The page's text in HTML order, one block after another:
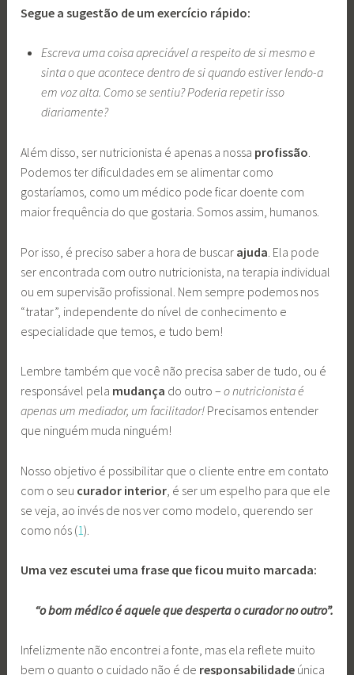
Segue a sugestão de um exercício rápido:
Escreva uma coisa apreciável a respeito de si mesmo e
sinta o que acontece dentro de si quando estiver lendo-a
em voz alta. Como se sentiu? Poderia repetir isso
diariamente?
Além disso, ser nutricionista é apenas a nossa profissão
Podemos ter dificuldades em se alimentar como
gostaríamos, como um médico pode ficar doente com
maior frequência do que gostaria. Somos assim, humanos.
Por isso, é preciso saber a hora de buscar ajuda . Ela pode
ser encontrada com outro nutricionista, na terapia individual
ou em supervisão profissional. Nem sempre podemos nos
“tratar”, independente do nível de conhecimento e
especialidade que temos, e tudo bem!
Lembre também que você não precisa saber de tudo, ou é
responsável pela mudança do outro –o nutricionista é
apenas um mediador, um facilitador! Precisamos entender
que ninguém muda ninguém!
Nosso objetivo é possibilitar que o cliente entre em contato
com o seu curador interior , é ser um espelho para que ele
se veja, ao invés de nos ver como modelo, querendo ser
como nós (1).
Uma vez escutei uma frase que ficou muito marcada:
“o bom médico é aquele que desperta o curador no outro”.
Infelizmente não encontrei a fonte, mas ela reflete muito
bem o quanto o cuidado não é de responsabilidade única